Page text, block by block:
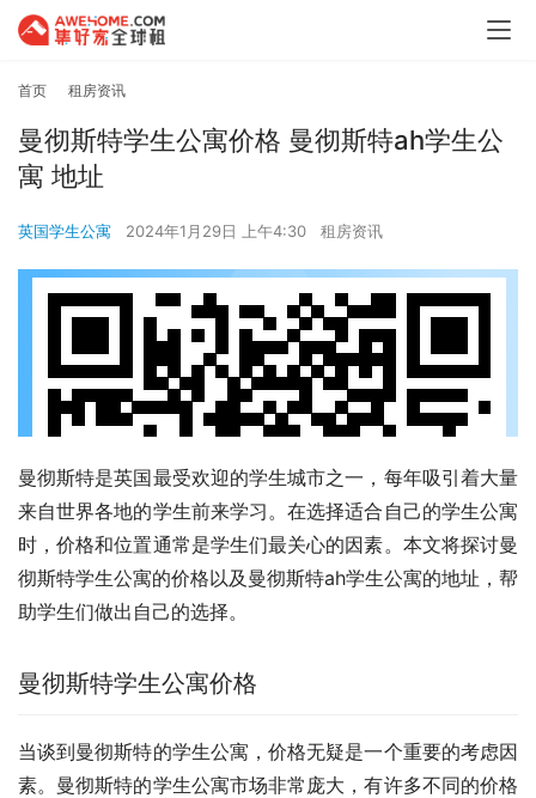
首页 租房资讯
曼彻斯特学生公寓价格 曼彻斯特ah学生公
寓 地址
英国学生公寓 2024年1月29日 上午4:30 租房资讯
曼彻斯特是英国最受欢迎的学生城市之一，每年吸引着大量
来自世界各地的学生前来学习。在选择适合自己的学生公寓
时，价格和位置通常是学生们最关心的因素。本文将探讨曼
彻斯特学生公寓的价格以及曼彻斯特ah学生公寓的地址，帮
助学生们做出自己的选择。
曼彻斯特学生公寓价格
当谈到曼彻斯特的学生公寓，价格无疑是一个重要的考虑因
素。曼彻斯特的学生公寓市场非常庞大，有许多不同的价格